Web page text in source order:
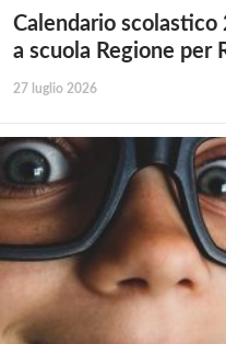
Calendario
a scuola Regione per
27 luglio 2026